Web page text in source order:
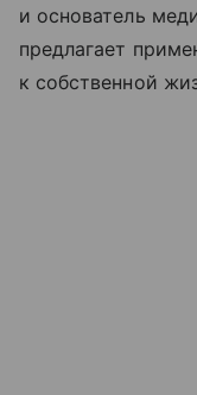
и основатель
предлагает
к собственной